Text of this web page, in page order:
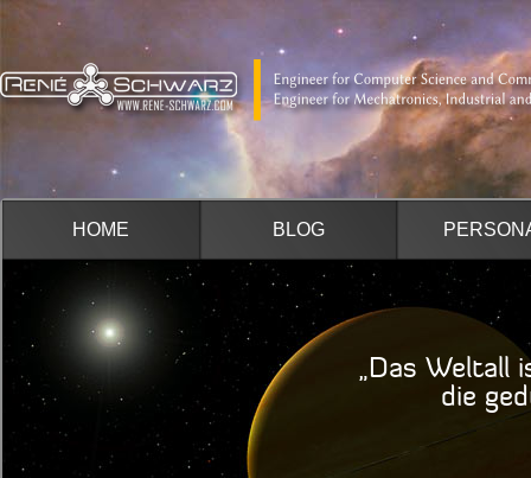
HOME BLOG
„Das Weltall
die